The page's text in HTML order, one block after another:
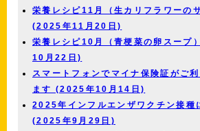
栄養レシピ11月（生カリフラワーの
(2025年11月20日)
栄養レシピ10月（青梗菜の卵スープ
10月22日)
スマートフォンでマイナ保険証がご
ます (2025年10月14日)
2025年インフルエンザワクチン接種
(2025年9月29日)